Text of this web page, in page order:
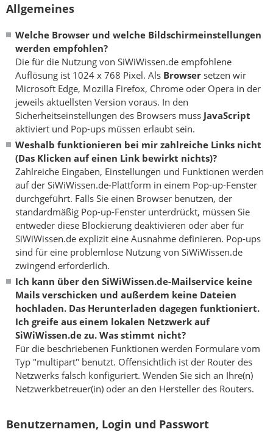
Allgemeines
Welche Browser und welche Bildschirmeinstellungen
werden empfohlen?
Die für die Nutzung von SiWiWissen.de empfohlene
Auflösung ist 1024 x 768 Pixel. Als Browser setzen wir
Microsoft Edge, Mozilla Firefox, Chrome oder Opera in der
jeweils aktuellsten Version voraus. In den
Sicherheitseinstellungen des Browsers muss JavaScript
aktiviert und Pop-ups müssen erlaubt sein.
Weshalb funktionieren bei mir zahlreiche Links nicht
(Das Klicken auf einen Link bewirkt nichts)?
Zahlreiche Eingaben, Einstellungen und Funktionen werden
auf der SiWiWissen.de-Plattform in einem Pop-up-Fenster
durchgeführt. Falls Sie einen Browser benutzen, der
standardmäßig Pop-up-Fenster unterdrückt, müssen Sie
entweder diese Blockierung deaktivieren oder aber für
SiWiWissen.de explizit eine Ausnahme definieren. Pop-ups
sind für eine problemlose Nutzung von SiWiWissen.de
zwingend erforderlich.
Ich kann über den SiWiWissen.de-Mailservice keine
Mails verschicken und außerdem keine Dateien
hochladen. Das Herunterladen dagegen funktioniert.
Ich greife aus einem lokalen Netzwerk auf
SiWiWissen.de zu. Was stimmt nicht?
Für die beschriebenen Funktionen werden Formulare vom
Typ "multipart" benutzt. Offensichtlich ist der Router des
Netzwerks falsch konfiguriert. Wenden Sie sich an Ihre(n)
Netzwerkbetreuer(in) oder an den Hersteller des Routers.
Benutzernamen, Login und Passwort